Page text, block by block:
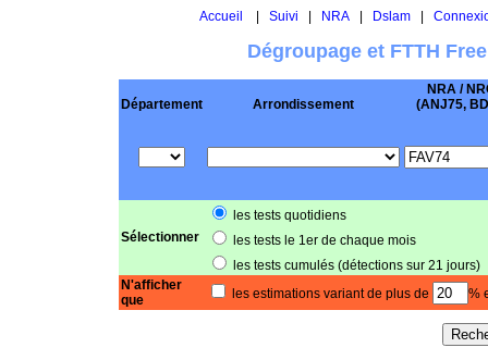
Accueil Suivi NRA| Dslam|
Dégroupage et FTTH
Département Arrondissement
NRA /
(ANJ75,
Sélectionner
les tests quotidiens
les tests le 1er de chaque mois
les tests cumulés (détections sur 21 jours)
N'afficher
que
les estimations variant de plus de %